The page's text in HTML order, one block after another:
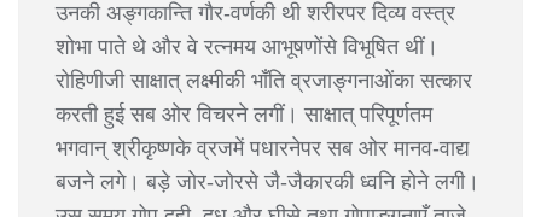
उनकी अङ्गकान्ति गौर-वर्णकी थी शरीरपर दिव्य वस्त्र
शोभा पाते थे और वे रत्नमय आभूषणोंसे विभूषित थीं।
रोहिणीजी साक्षात् लक्ष्मीकी भाँति व्रजाङ्गनाओंका सत्कार
करती हुई सब ओर विचरने लगीं। साक्षात् परिपूर्णतम
भगवान् श्रीकृष्णके व्रजमें पधारनेपर सब ओर मानव-वाद्य
बजने लगे। बड़े जोर-जोरसे जै-जैकारकी ध्वनि होने लगी।